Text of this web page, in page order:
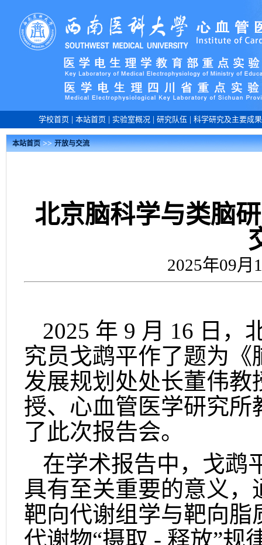
学校首页| 本站首页| 实验室概况| 研究队伍 科学研究及主要成果
本站首页>>开放与交流
北京脑科学与类脑
2025年09月
2025 年 9 月 16 日，
究员戈鹉平作了题为《
发展规划处处长董伟教
授、心血管医学研究
了此次报告会。
在学术报告中，戈鹉
具有至关重要的意义
靶向代谢组学与靶向
代谢物“摄取 - 释放”规